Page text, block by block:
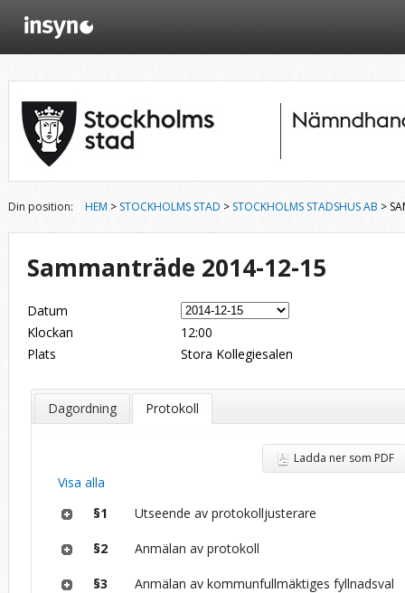
Din position: HEM > STOCKHOLMS STAD > STOCKHOLMS STADSHUS AB >
Sammanträde 2014-12-15
Datum
Klockan
12:00
Plats
Stora Kollegiesalen
Dagordning Protokoll
Ladda ner som PDF
Visa alla
§1
Utseende av protokolljusterare
§2 Anmälan av protokoll
§3 Anmälan av kommunfullmäktiges fyllnadsval